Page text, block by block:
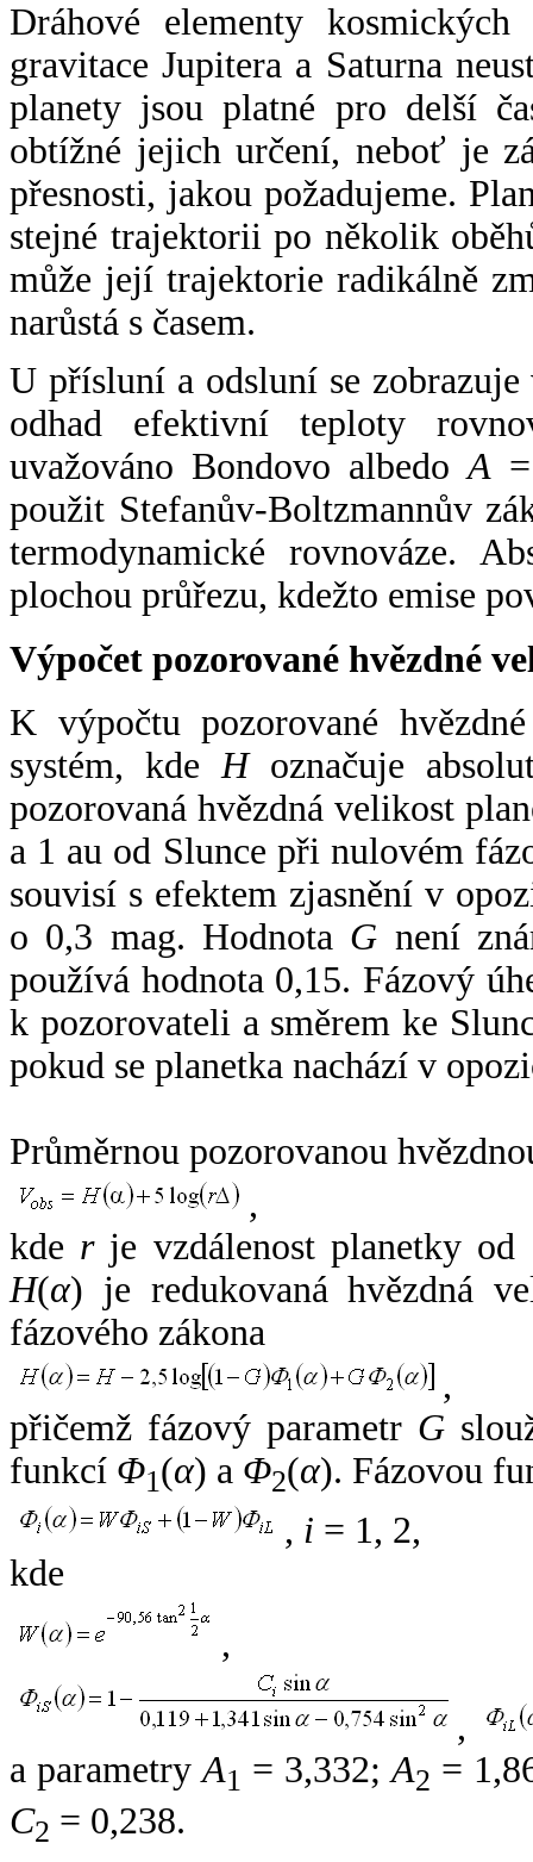
Dráhové elementy
gravitace Jupitera a Saturna
planety jsou platné pro delší
obtížné jejich určení, neboť je
přesnosti, jakou požadujeme.
stejné trajektorii po několik
může její trajektorie radikálně
narůstá s časem.
U přísluní a odsluní se
odhad efektivní teploty
uvažováno Bondovo albedoA
použit Stefanův-Boltzmannův
termodynamické rovnováze.
plochou průřezu, kdežto emise
Výpočet pozorované hvězdné
K výpočtu pozorované
systém, kde Hoznačuje
pozorovaná hvězdná velikost
a 1 au od Slunce při nulovém
souvisí s efektem zjasnění v
o 0,3 mag. Hodnota G není
používá hodnota 0,15. Fázový
k pozorovateli a směrem ke
pokud se planetka nachází v
Průměrnou pozorovanou
,
kde rje vzdálenost planetky od
H(α) je redukovaná hvězdná
fázového zákona
,
přičemž fázový parametr G
funkcí Φ1(α) a Φ2(α). Fázovou
, i = 1, 2,
kde
,
,
a parametryA1 = 3,332;A2 =
C2 = 0,238.